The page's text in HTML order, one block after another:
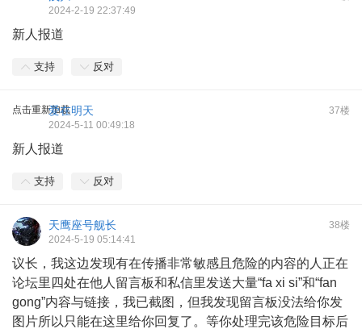
2024-2-19 22:37:49
新人报道
支持 反对
点击重新加载 37楼
爱在明天
2024-5-11 00:49:18
新人报道
支持 反对
38楼
天鹰座号舰长
2024-5-19 05:14:41
议长，我这边发现有在传播非常敏感且危险的内容的人正在
论坛里四处在他人留言板和私信里发送大量“fa xi si”和“fan
gong”内容与链接，我已截图，但我发现留言板没法给你发
图片所以只能在这里给你回复了。等你处理完该危险目标后